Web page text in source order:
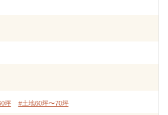
坪 #土地60坪〜70坪